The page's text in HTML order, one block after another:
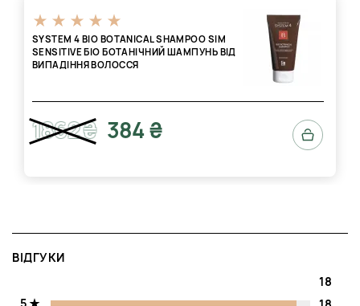
SYSTEM 4 BIO BOTANICAL SHAMPOO SIM
SENSITIVE БІО БОТАНІЧНИЙ ШАМПУНЬ ВІД
ВИПАДІННЯ ВОЛОССЯ
1862 ₴ 384 ₴
ВІДГУКИ
18